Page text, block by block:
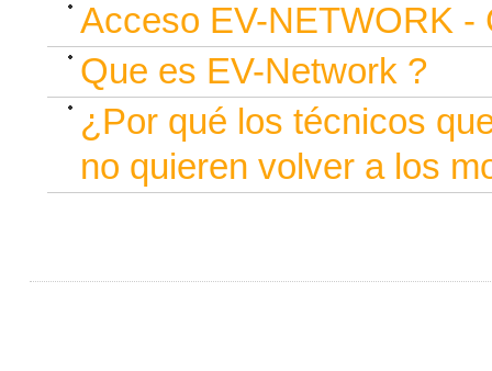
Acceso EV-NETWORK -
Que es EV-Network ?
¿Por qué los técnicos
no quieren volver a los